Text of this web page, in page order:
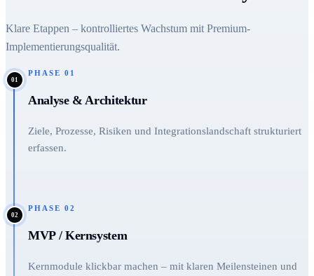
Klare Etappen – kontrolliertes Wachstum mit Premium-
Implementierungsqualität.
01
PHASE 01
Analyse & Architektur
Ziele, Prozesse, Risiken und Integrationslandschaft strukturiert
erfassen.
02
PHASE 02
MVP / Kernsystem
Kernmodule klickbar machen – mit klaren Meilensteinen und